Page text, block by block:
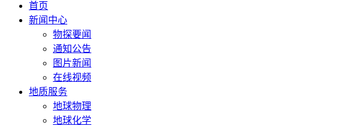
首页
新闻中心
物探要闻
通知公告
图片新闻
在线视频
地质服务
地球物理
地球化学